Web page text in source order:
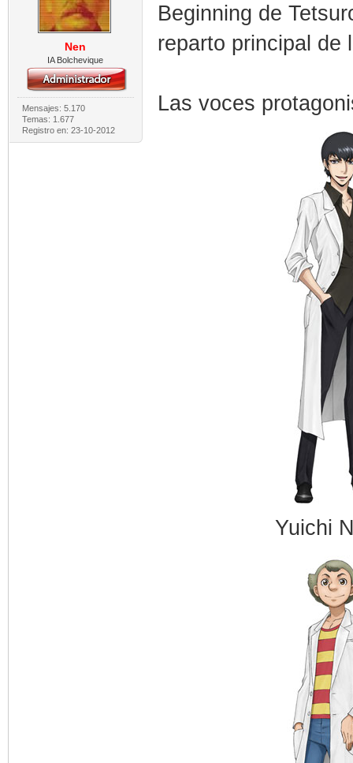
Nen
IA Bolchevique
Mensajes: 5.170
Temas: 1.677
Registro en: 23-10-2012
Beginning de
reparto principal de
Las voces
Yuichi